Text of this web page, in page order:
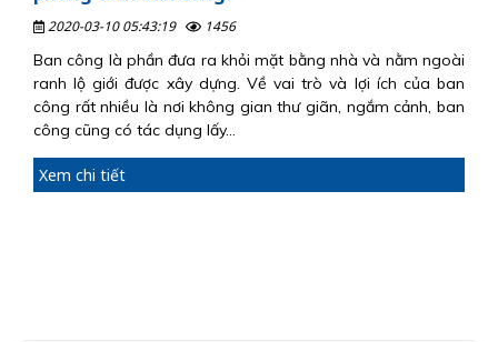
2020-03-10 05:43:19 1456
Ban công là phần đưa ra khỏi mặt bằng nhà và nằm ngoài
ranh lộ giới được xây dựng. Về vai trò và lợi ích của ban
công rất nhiều là nơi không gian thư giãn, ngắm cảnh, ban
công cũng có tác dụng lấy...
Xem chi tiết